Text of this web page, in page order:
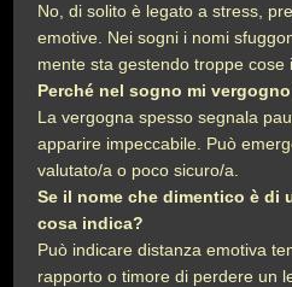
No, di solito è legato a stress,
emotive. Nei sogni i nomi
mente sta gestendo troppe cose
Perché nel sogno mi
La vergogna spesso segnala
apparire impeccabile. Può
valutato/a o poco sicuro/a.
Se il nome che dimentico è di
cosa indica?
Può indicare distanza emotiva
rapporto o timore di perdere un